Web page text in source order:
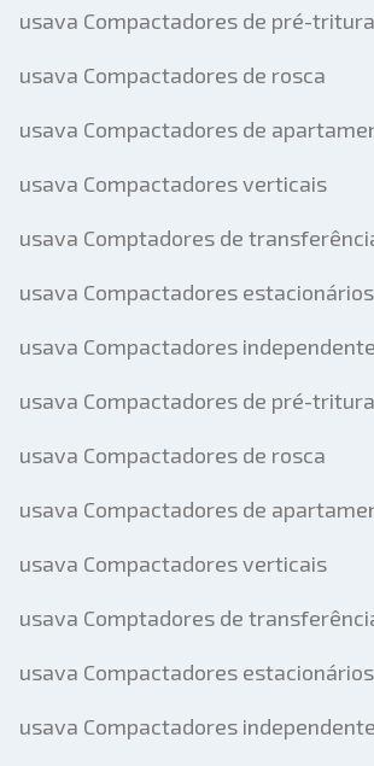
usava Compactadores de pré-
usava Compactadores de rosca
usava Compactadores de
usava Compactadores verticais
usava Comptadores de
usava Compactadores estacionários
usava Compactadores
usava Compactadores de pré-
usava Compactadores de rosca
usava Compactadores de
usava Compactadores verticais
usava Comptadores de
usava Compactadores estacionários
usava Compactadores